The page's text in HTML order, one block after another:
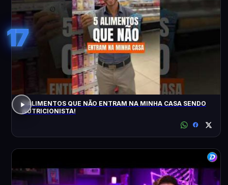
17
5 ALIMENTOS QUE NÃO ENTRAM NA MINHA CASA SENDO
NUTRICIONISTA!